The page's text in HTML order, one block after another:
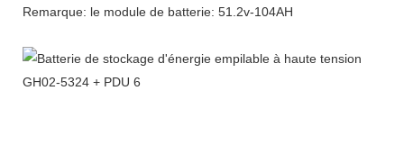
Remarque: le module de batterie: 51.2v-104AH